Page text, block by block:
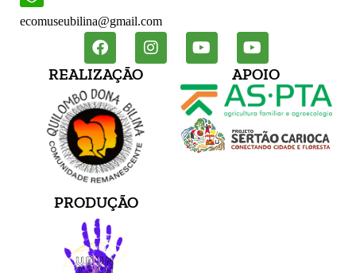
ecomuseubilina@gmail.com
F
a
c
e
b
o
o
k
I
n
Y
o
t
u
b
e
Y
o
u
t
u
b
e
REALIZAÇÃO APOIO
PRODUÇÃO